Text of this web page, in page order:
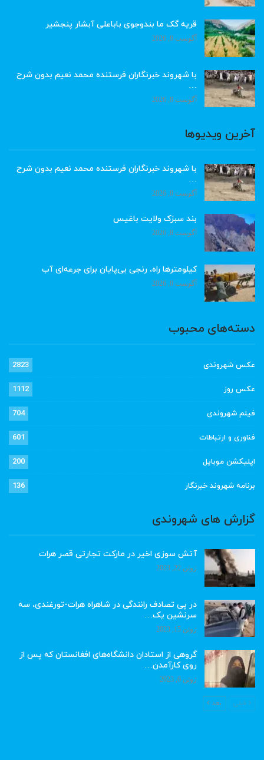
قریه گک ما بندوجوی باباعلی آبشار پنجشیر
آگوست 8, 2026
با شهروند خبرنگاران فرستنده محمد نعیم بدون شرح
…
آگوست 8, 2026
آخرین ویدیوها
با شهروند خبرنگاران فرستنده محمد نعیم بدون شرح
…
آگوست 8, 2026
بند سبزک ولایت باغیس
آگوست 8, 2026
کیلومترها راه، رنجی بی‌پایان برای جرعه‌ای آب
آگوست 8, 2026
دسته‌های محبوب
عکس شهروندی 2823
عکس روز 1112
فیلم شهروندی 704
فناوری و ارتباطات 601
اپلیکشن موبایل 200
برنامه شهروند خبرنگار 136
گزارش های شهروندی
آتش سوزی اخیر در مارکت تجارتی قصر هرات
ژوئن 22, 2023
در پی تصادف رانندگی در شاهراه هرات-تورغندی، سه
سرنشین یک…
ژوئن 15, 2023
گروهی از استادان دانشگاه‌های افغانستان که پس از
روی کارآمدن…
ژوئن 6, 2023
قبلی بعد